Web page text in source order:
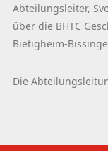
Abteilungsleiter,
über die BHTC
Bietigheim-
Die